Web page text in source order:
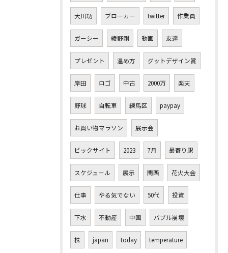
大川功 ブローカー twitter 作業員
ガーシー 綾野剛 動画 友達
プレゼント 温め方 グットデザイン賞
岸田 ロゴ 中古 2000万 楽天
野球 自転車 練馬区 paypay
お買い物マラソン 展示会
ビックサイト 2023 7月 最寄り駅
スケジュール 展示 関西 花火大会
仕事 やる気でない 50代 投資
下水 不動産 中国 バブル崩壊
株 japan today temperature